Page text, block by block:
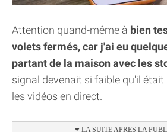
Attention quand-même à bien
volets fermés, car j'ai eu
partant de la maison avec les
signal devenait si faible qu'il
les vidéos en direct.